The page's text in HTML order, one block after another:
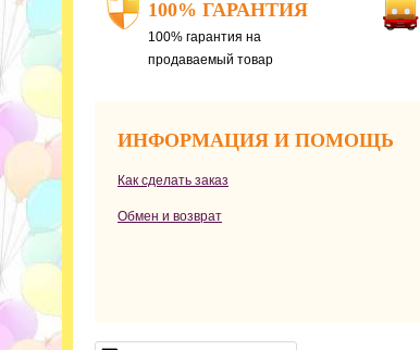
100% ГАРАНТИЯ
100% гарантия на
продаваемый товар
ИНФОРМАЦИЯ И ПОМОЩЬ
Как сделать заказ
Обмен и возврат